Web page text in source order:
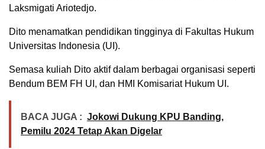
Laksmigati Ariotedjo.
Dito menamatkan pendidikan tingginya di Fakultas Hukum
Universitas Indonesia (UI).
Semasa kuliah Dito aktif dalam berbagai organisasi seperti
Bendum BEM FH UI, dan HMI Komisariat Hukum UI.
BACA JUGA : Jokowi Dukung KPU Banding,
Pemilu 2024 Tetap Akan Digelar